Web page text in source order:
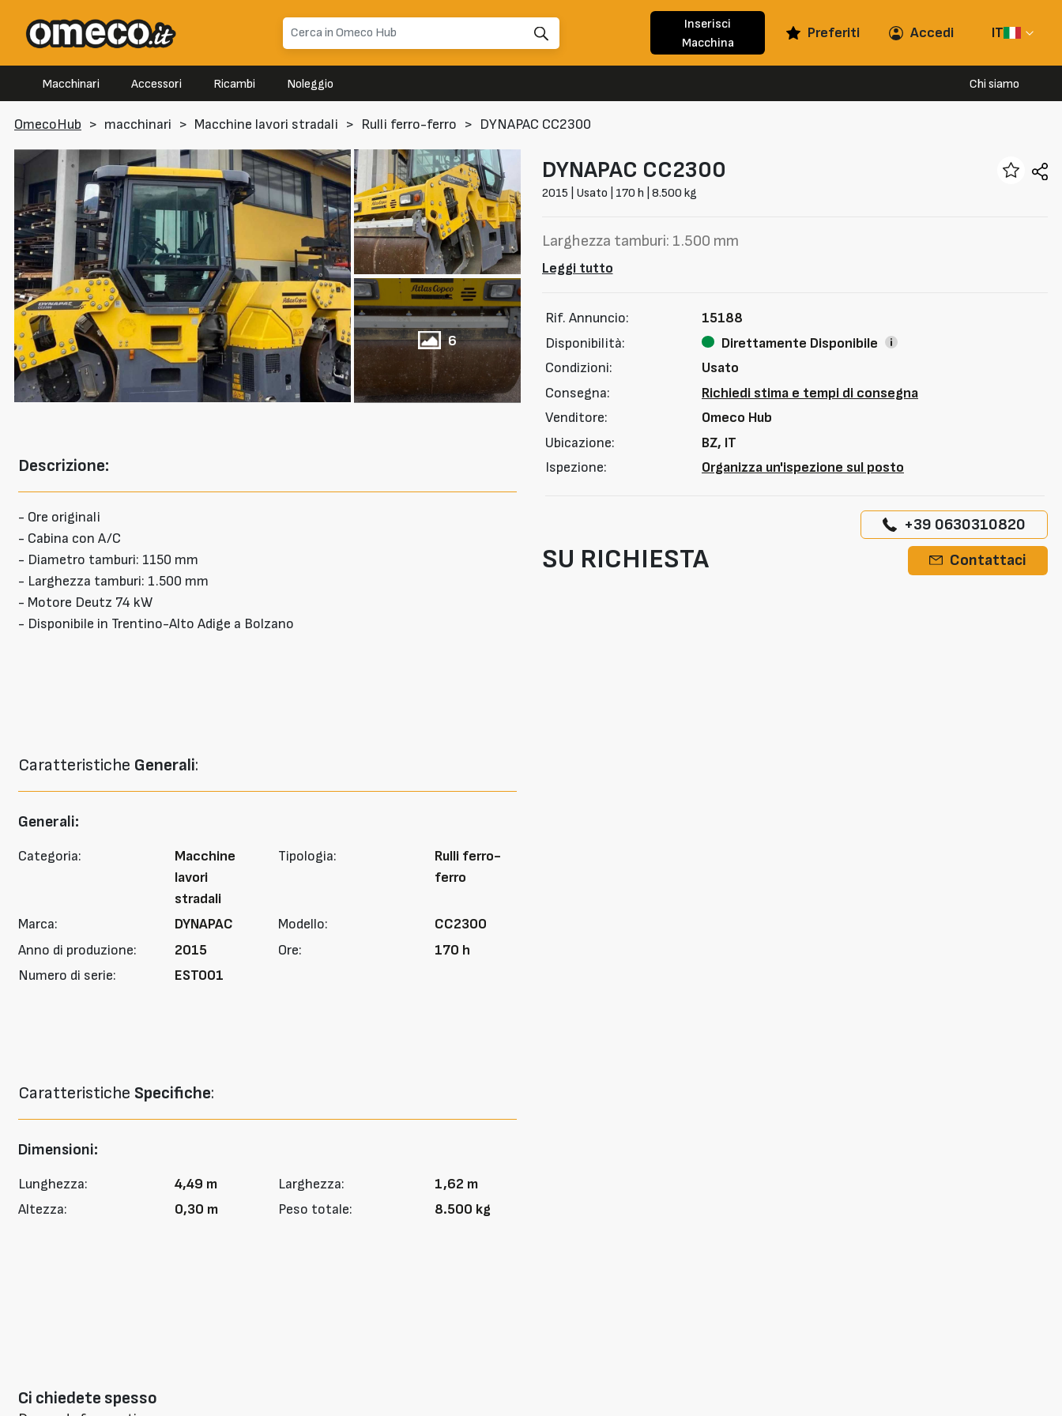
Inserisci
Macchina
Preferiti Accedi IT
Macchinari Accessori Ricambi Noleggio Chi siamo
OmecoHub > macchinari > Macchine lavori stradali > Rulli ferro-ferro > DYNAPAC CC2300
6
Descrizione:
- Ore originali
- Cabina con A/C
- Diametro tamburi: 1150 mm
- Larghezza tamburi: 1.500 mm
- Motore Deutz 74 kW
- Disponibile in Trentino-Alto Adige a Bolzano
Caratteristiche Generali:
Generali:
Categoria:
Macchine
lavori
stradali
Tipologia:
Rulli ferro-
ferro
Marca: DYNAPAC Modello:
CC2300
Anno di produzione:
2015 Ore:
170 h
Numero di serie:
EST001
Caratteristiche Specifiche:
Dimensioni:
Lunghezza: 4,49 m Larghezza:
1,62 m
Altezza:
0,30 m Peso totale: 8.500 kg
Ci chiedete spesso
DYNAPAC CC2300
2015 | Usato | 170 h | 8.500 kg
Larghezza tamburi: 1.500 mm
Leggi tutto
Rif. Annuncio:
15188
Disponibilità:
Direttamente Disponibile
Condizioni:
Usato
Consegna:
Richiedi stima e tempi di consegna
Venditore:
Omeco Hub
Ubicazione:
BZ, IT
Ispezione:
Organizza un'ispezione sul posto
SU RICHIESTA
+39 0630310820
Contattaci